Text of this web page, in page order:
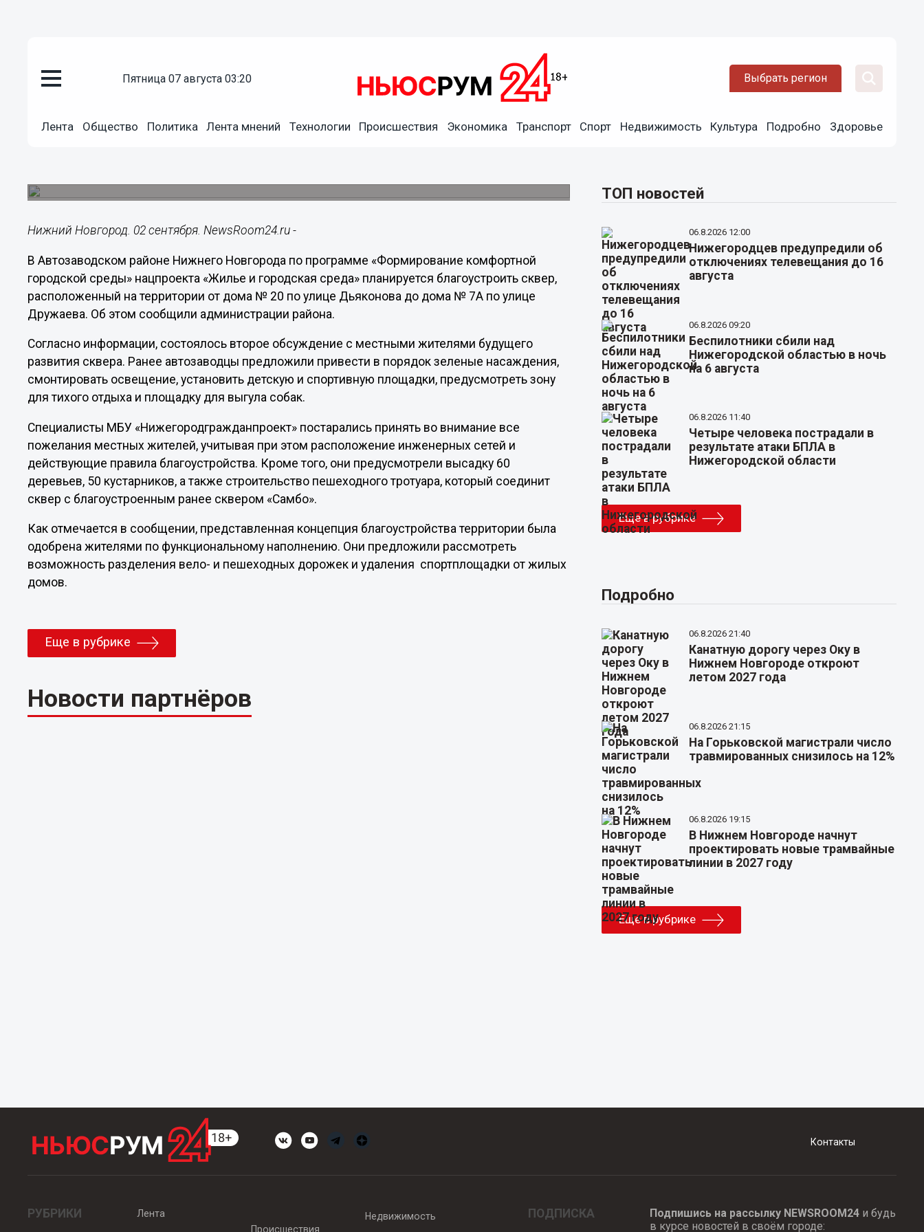
пятница 07 августа 03:20 Выбрать регион
Лента Общество Политика Лента мнений Технологии Происшествия Экономика Транспорт Спорт Недвижимость Культура Подробно Здоровье
Нижний Новгород. 02 сентября. NewsRoom24.ru -
В Автозаводском районе Нижнего Новгорода по программе «Формирование комфортной
городской среды» нацпроекта «Жилье и городская среда» планируется благоустроить сквер,
расположенный на территории от дома № 20 по улице Дьяконова до дома № 7А по улице
Дружаева. Об этом сообщили администрации района.
Согласно информации, состоялось второе обсуждение с местными жителями будущего
развития сквера. Ранее автозаводцы предложили привести в порядок зеленые насаждения,
смонтировать освещение, установить детскую и спортивную площадки, предусмотреть зону
для тихого отдыха и площадку для выгула собак.
Специалисты МБУ «Нижегородгражданпроект» постарались принять во внимание все
пожелания местных жителей, учитывая при этом расположение инженерных сетей и
действующие правила благоустройства. Кроме того, они предусмотрели высадку 60
деревьев, 50 кустарников, а также строительство пешеходного тротуара, который соединит
сквер с благоустроенным ранее сквером «Самбо».
Как отмечается в сообщении, представленная концепция благоустройства территории была
одобрена жителями по функциональному наполнению. Они предложили рассмотреть
возможность разделения вело- и пешеходных дорожек и удаления спортплощадки от жилых
домов.
Еще в рубрике
Новости партнёров
ТОП новостей
06.8.2026 12:00
Нижегородцев предупредили об
отключениях телевещания до 16
августа
06.8.2026 09:20
Беспилотники сбили над
Нижегородской областью в ночь
на 6 августа
06.8.2026 11:40
Четыре человека пострадали в
результате атаки БПЛА в
Нижегородской области
Еще в рубрике
Подробно
06.8.2026 21:40
Канатную дорогу через Оку в
Нижнем Новгороде откроют
летом 2027 года
06.8.2026 21:15
На Горьковской магистрали число
травмированных снизилось на 12%
06.8.2026 19:15
В Нижнем Новгороде начнут
проектировать новые трамвайные
линии в 2027 году
Еще в рубрике
Контакты
РУБРИКИ
Лента
Происшествия
Недвижимость ПОДПИСКА Подпишись на рассылку NEWSROOM24и будь
в курсе новостей в своём городе: